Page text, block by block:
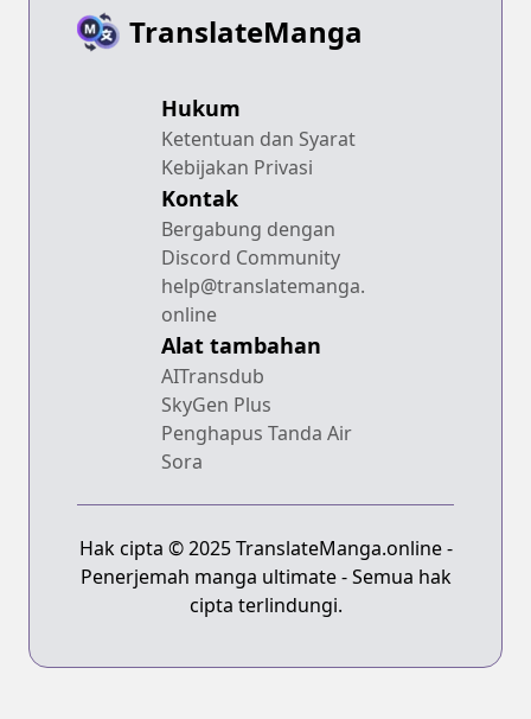
TranslateManga
Hukum
Ketentuan dan Syarat
Kebijakan Privasi
Kontak
Bergabung dengan
Discord Community
help@translatemanga.
online
Alat tambahan
AITransdub
SkyGen Plus
Penghapus Tanda Air
Sora
Hak cipta © 2025 TranslateManga.online -
Penerjemah manga ultimate - Semua hak
cipta terlindungi.